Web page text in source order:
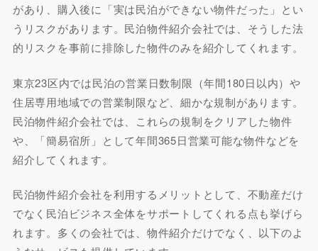
があり、購入後に「実は民泊ができない物件だった」とい
うリスクがあります。民泊物件紹介会社では、そうした法
的リスクを事前に排除した物件のみを紹介してくれます。
東京23区内では民泊の営業日数制限（年間180日以内）や
住居専用地域での営業制限など、細かな規制があります。
民泊物件紹介会社では、これらの規制をクリアした物件
や、「簡易宿所」として年間365日営業可能な物件などを
紹介してくれます。
民泊物件紹介会社を利用するメリットとして、不動産だけ
でなく民泊ビジネス全体をサポートしてくれる点も挙げら
れます。多くの会社では、物件紹介だけでなく、以下のよ